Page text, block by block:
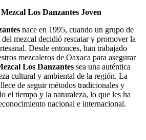
Los Danzantes Joven
nace en 1995, cuando un grupo de
del mezcal decidió rescatar y promover la
Desde entonces, han trabajado
mezcaleros de Oaxaca para asegurar
Los Danzantes sea una auténtica
cultural y ambiental de la región. La
de seguir métodos tradicionales y
el tiempo y la naturaleza, lo que les ha
nacional e internacional.